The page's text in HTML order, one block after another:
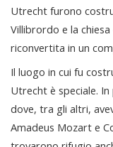
Utrecht furono
Villibrordo e la
riconvertita in un
Il luogo in cui fu
Utrecht è speciale.
dove, tra gli altri,
Amadeus Mozart e